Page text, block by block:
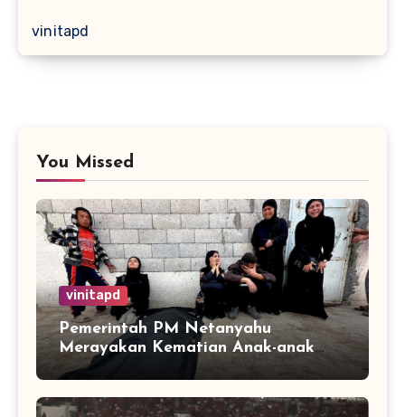
vinitapd
You Missed
vinitapd
Pemerintah PM Netanyahu
Merayakan Kematian Anak-anak
Gaza